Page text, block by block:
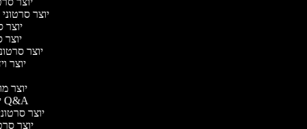
יוצר
יוצר
יוצר
יוצר
יוצר
יוצר
יוצר סרטוני Q&A
יוצר
יוצר